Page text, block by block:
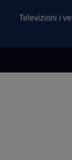
Televizioni i